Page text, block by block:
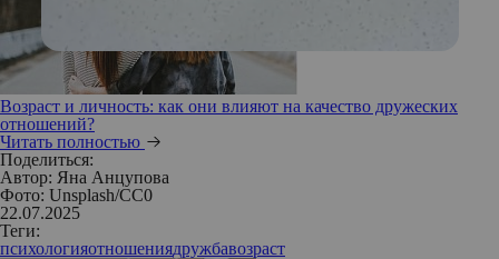
Возраст и личность: как они влияют на качество дружеских
отношений?
Читать полностью
Поделиться:
Автор: Яна Анцупова
Фото: Unsplash/СС0
22.07.2025
Теги:
психологияотношениядружбавозраст